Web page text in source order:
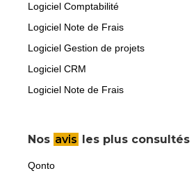
Logiciel Comptabilité
Logiciel Note de Frais
Logiciel Gestion de projets
Logiciel CRM
Logiciel Note de Frais
Nos avis les plus consultés
Qonto